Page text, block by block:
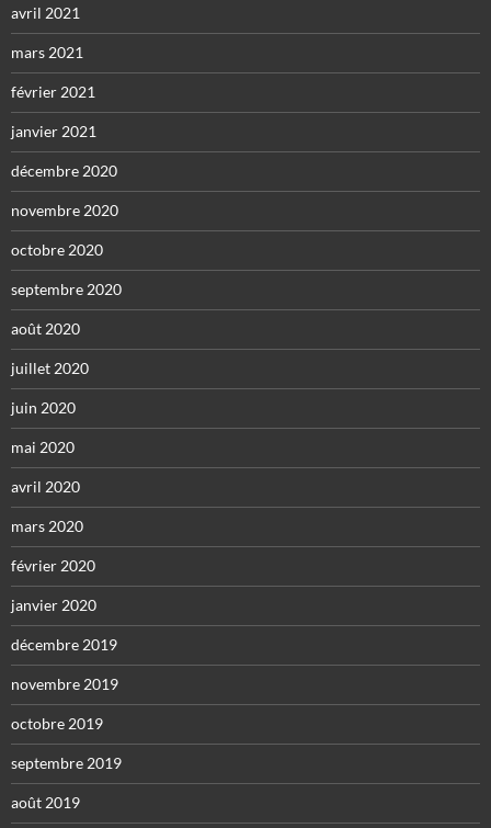
avril 2021
mars 2021
février 2021
janvier 2021
décembre 2020
novembre 2020
octobre 2020
septembre 2020
août 2020
juillet 2020
juin 2020
mai 2020
avril 2020
mars 2020
février 2020
janvier 2020
décembre 2019
novembre 2019
octobre 2019
septembre 2019
août 2019